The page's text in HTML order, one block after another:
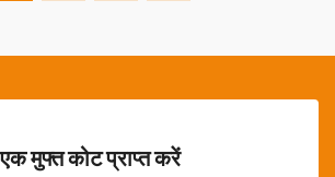
एक मुफ्त कोट प्राप्त करें